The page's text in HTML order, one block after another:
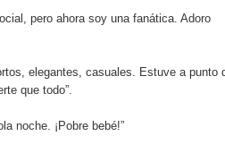
de Pedro Brand
empresa del sector con
pero ahora soy una fanática. Adoro
elegantes, casuales. Estuve a punto
que todo”.
noche. ¡Pobre bebé!”